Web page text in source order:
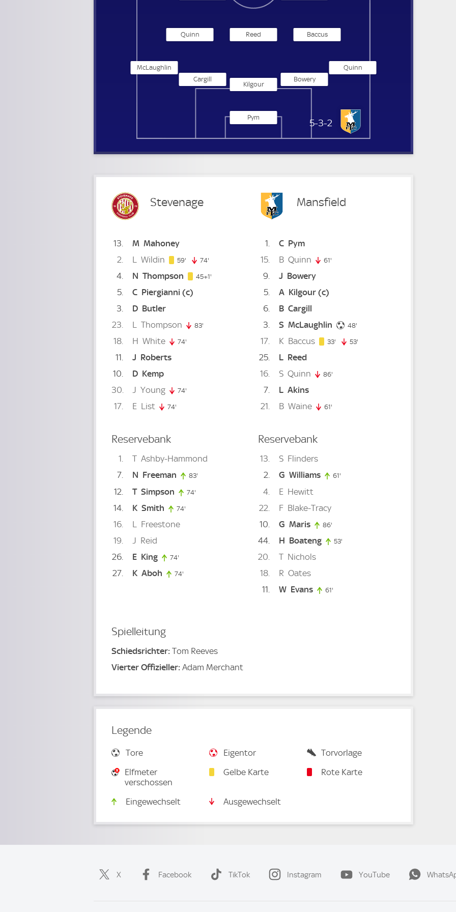
Mansfield Town
5-3-2
Pym
Quinn
Bowery
Kilgour
Cargill
McLaughlin
Baccus
Reed
Quinn
Stevenage
13 M Mahoney
2
L Wildin 59' 59. minute
74'
4 N Thompson 45+1'
5 C Piergianni (c)
3
D Butler
23
L Thompson 83'
18 H White 74'
11 J Roberts
10
D Kemp
30
J Young 74'
17 E List 74'
Reservebank
1 T Ashby-Hammond
7
N Freeman 83'
12 T Simpson 74'
14 K Smith 74'
16 L
Freestone
19
J Reid
26
E King 74'
27 K Aboh 74'
Mansfield
1 C Pym
15
B Quinn 61'
9 J Bowery
5
A Kilgour(c)
6
B Cargill
3
S McLaughlin 48'
17 K Baccus 33' 33. minute
53'
25 L Reed
16
S Quinn 86'
7 L Akins
21
B Waine 61'
Reservebank
13 S Flinders
2
G Williams 61'
4 E Hewitt
22
F Blake-Tracy
10
G Maris 86'
44 H Boateng 53'
20 T Nichols
18
R Oates
11
W Evans 61'
Spielleitung
Schiedsrichter: Tom Reeves
Vierter Offizieller: Adam Merchant
Legende
Tore Eigentor
Torvorlage
Elfmeter
verschossen
Gelbe Karte Rote Karte
Eingewechselt Ausgewechselt
X Facebook TikTok Instagram YouTube